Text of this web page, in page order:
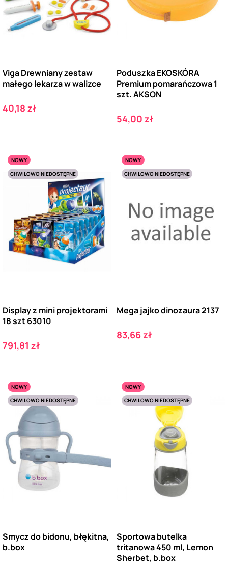
Viga Drewniany zestaw
małego lekarza w walizce
Cena
40,18 zł
Poduszka EKOSKÓRA
Premium pomarańczowa 1
szt. AKSON
Cena
54,00 zł
NOWY
CHWILOWO NIEDOSTĘPNE
Display z mini projektorami
18 szt 63010
Cena
791,81 zł
NOWY
CHWILOWO NIEDOSTĘPNE
Mega jajko dinozaura 2137
Cena
83,66 zł
NOWY
CHWILOWO NIEDOSTĘPNE
Smycz do bidonu, błękitna,
b.box
NOWY
CHWILOWO NIEDOSTĘPNE
Sportowa butelka
tritanowa 450 ml, Lemon
Sherbet, b.box